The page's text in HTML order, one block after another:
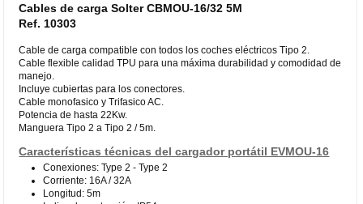
Cables de carga Solter CBMOU-16/32 5M
Ref. 10303
Cable de carga compatible con todos los coches eléctricos Tipo 2.
Cable flexible calidad TPU para una máxima durabilidad y comodidad de
manejo.
Incluye cubiertas para los conectores.
Cable monofasico y Trifasico AC.
Potencia de hasta 22Kw.
Manguera Tipo 2 a Tipo 2 / 5m.
Características técnicas del cargador portátil EVMOU-16
Conexiones: Type 2 - Type 2
Corriente: 16A / 32A
Longitud: 5m